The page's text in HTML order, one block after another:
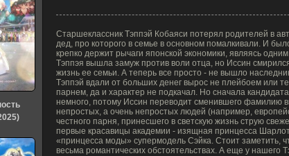
Старшеклассник Тэппэй Кобаяси потерял родителей в
дед, про которого в семье в основном помалкивали. И
крепко держит рычаги японской экономики, являясь
Тэппэя вышла замуж против воли отца, но Иссин
жизнь ее семьи. А теперь все просто - не вышло
Тэппэй вдали от больших денег вырос не плейбоем или
парнем, да и характер не подкачал. Но сначала
немного, потому Иссин переводит сменившего фамилию
непростых, а очень непростых людей (например,
честного парня, принесшего в светскую жизнь струю
первые красавицы академии - изящная принцесса
«принцесса моды» супермодель Сэйка. Стоит заметить,
весьма романтических обстоятельствах. А еще у нашего